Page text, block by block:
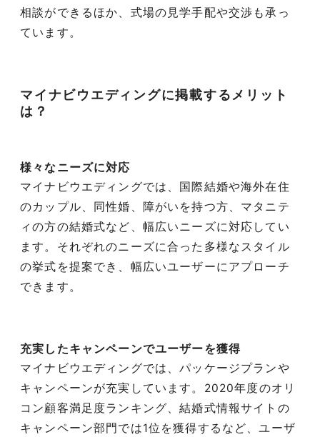
相談ができるほか、式場の見学手配や交渉も承っ
ています。
マイナビウエディングに掲載するメリット
は？
様々なニーズに対応
マイナビウエディングでは、国際結婚や海外在住
のカップル、同性婚、障がいを持つ方、マタニテ
ィの方の結婚式など、幅広いニーズに対応してい
ます。それぞれのニーズに合った多様なスタイル
の挙式を提案でき、幅広いユーザーにアプローチ
できます。
充実したキャンペーンでユーザーを獲得
マイナビウエディングでは、パッケージプランや
キャンペーンが充実しています。2020年度のオリ
コン顧客満足度ランキング、結婚式情報サイトの
キャンペーン部門では1位を獲得するなど、ユーザ